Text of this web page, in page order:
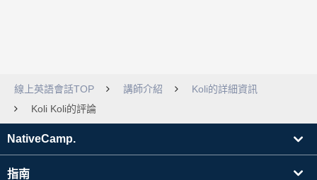
線上英語會話TOP 講師介紹
Koli的詳細資訊
Koli Koli的評論
NativeCamp.
指南